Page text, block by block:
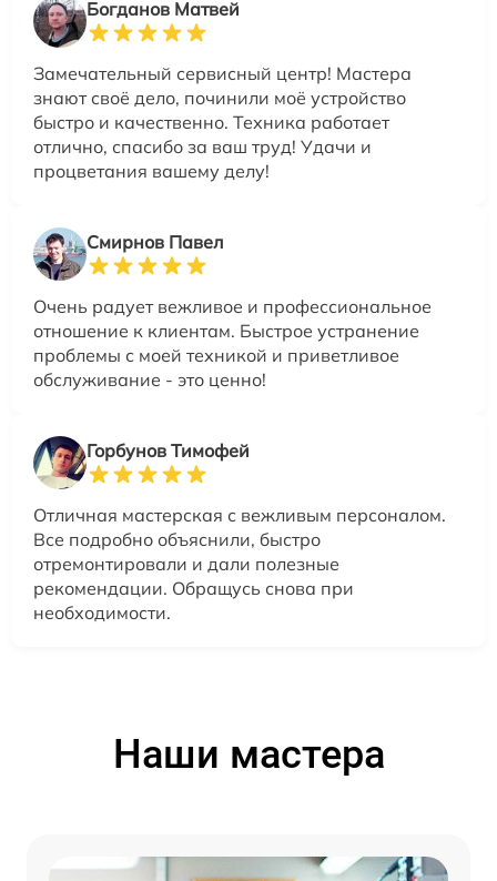
Богданов Матвей
Замечательный сервисный центр! Мастера
знают своё дело, починили моё устройство
быстро и качественно. Техника работает
отлично, спасибо за ваш труд! Удачи и
процветания вашему делу!
Смирнов Павел
Очень радует вежливое и профессиональное
отношение к клиентам. Быстрое устранение
проблемы с моей техникой и приветливое
обслуживание - это ценно!
Горбунов Тимофей
Отличная мастерская с вежливым персоналом.
Все подробно объяснили, быстро
отремонтировали и дали полезные
рекомендации. Обращусь снова при
необходимости.
Наши мастера